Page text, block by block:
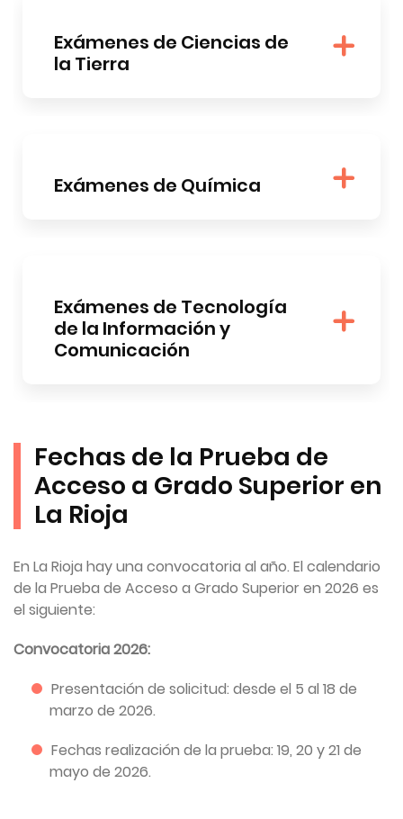
Exámenes de Ciencias de
la Tierra
Exámenes de Química
Exámenes de Tecnología
de la Información y
Comunicación
Fechas de la Prueba de
Acceso a Grado Superior en
La Rioja
En La Rioja hay una convocatoria al año. El calendario
de la Prueba de Acceso a Grado Superior en 2026 es
el siguiente:
Convocatoria 2026:
Presentación de solicitud: desde el 5 al 18 de
marzo de 2026.
Fechas realización de la prueba: 19, 20 y 21 de
mayo de 2026.